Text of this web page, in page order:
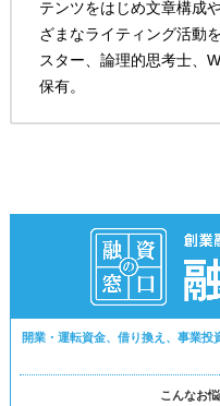
テンツをはじめ文章構成
ざまなライティング活動
スター、論理的思考士、
保有。
開業・運転資金、借り換え、事業
こんなお